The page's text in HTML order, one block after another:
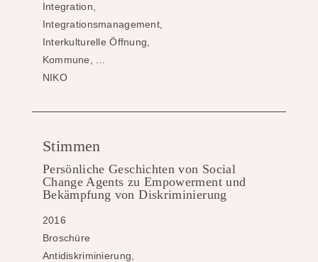
Integration,
Integrationsmanagement,
Interkulturelle Öffnung,
Kommune, ...
NIKO
Stimmen
Persönliche Geschichten von Social
Change Agents zu Empowerment und
Bekämpfung von Diskriminierung
2016
Broschüre
Antidiskriminierung,